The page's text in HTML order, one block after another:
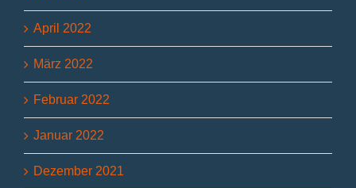
April 2022
März 2022
Februar 2022
Januar 2022
Dezember 2021